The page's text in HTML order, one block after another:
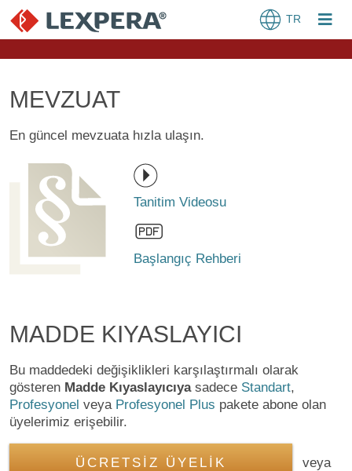
TR
MEVZUAT
En güncel mevzuata hızla ulaşın.
Tanitim Videosu
Başlangıç Rehberi
MADDE KIYASLAYICI
Bu maddedeki değişiklikleri karşılaştırmalı olarak
gösteren Madde Kıyaslayıcıyasadece Standart,
Profesyonel veya Profesyonel Plus pakete abone olan
üyelerimiz erişebilir.
ÜCRETSİZ ÜYELİK veya